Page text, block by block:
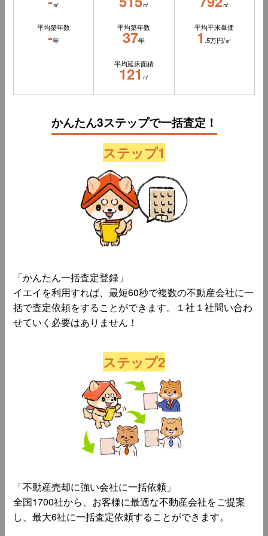
㎡
平均築年数
-年
㎡
平均築年数
37年
平均延床面積
121㎡
㎡
平均平米単価
1 .5万円/㎡
かんたん3ステップで一括査定！
ステップ1
「かんたん一括査定登録」
イエイを利用すれば、最短60秒で複数の不動産会社に一
括で査定依頼をすることができます。１社１社問い合わ
せていく必要はありません！
ステップ2
「不動産売却に強い会社に一括依頼」
全国1700社から、お客様に最適な不動産会社をご提案
し、最大6社に一括査定依頼することができます。